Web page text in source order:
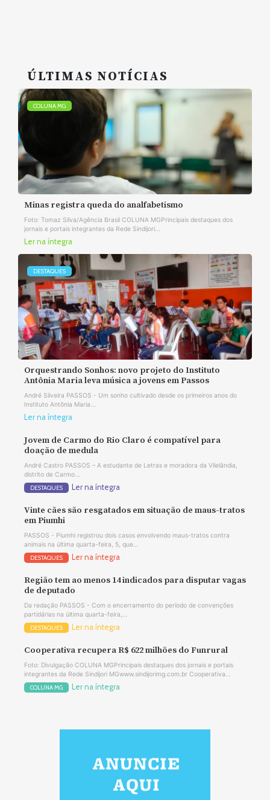
ÚLTIMAS NOTÍCIAS
COLUNA MG
Minas registra queda do analfabetismo
Foto: Tomaz Silva/Agência Brasil COLUNA MGPrincipais destaques dos
jornais e portais integrantes da Rede Sindijori...
Ler na íntegra
DESTAQUES
Orquestrando Sonhos: novo projeto do Instituto
Antônia Maria leva música a jovens em Passos
André Silveira PASSOS - Um sonho cultivado desde os primeiros anos do
Instituto Antônia Maria...
Ler na íntegra
Jovem de Carmo do Rio Claro é compatível para
doação de medula
André Castro PASSOS – A estudante de Letras e moradora da Vilelândia,
distrito de Carmo...
DESTAQUES Ler na íntegra
Vinte cães são resgatados em situação de maus-tratos
em Piumhi
PASSOS - Piumhi registrou dois casos envolvendo maus-tratos contra
animais na última quarta-feira, 5, que...
DESTAQUES Ler na íntegra
Região tem ao menos 14 indicados para disputar vagas
de deputado
Da redação PASSOS - Com o encerramento do período de convenções
partidárias na última quarta-feira,...
DESTAQUES Ler na íntegra
Cooperativa recupera R$ 622 milhões do Funrural
Foto: Divulgação COLUNA MGPrincipais destaques dos jornais e portais
integrantes da Rede Sindijori MGwww.sindijorimg.com.br Cooperativa...
COLUNA MG Ler na íntegra